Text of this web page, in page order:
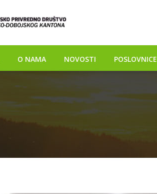
O NAMA NOVOSTI POSLOVNICE